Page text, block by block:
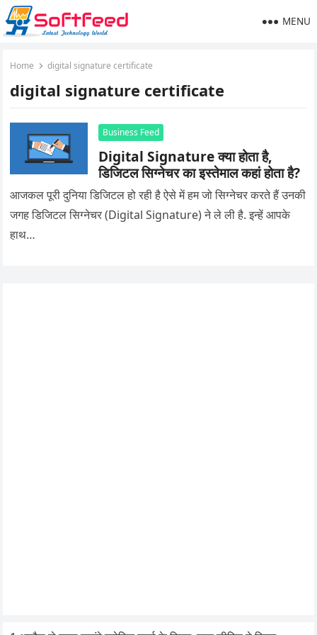
MENU
Home digital signature certificate
digital signature certificate
Business Feed
Digital Signature क्या होता है,
डिजिटल सिग्नेचर का इस्तेमाल कहां होता है?
आजकल पूरी दुनिया डिजिटल हो रही है ऐसे में हम जो सिग्नेचर करते हैं उनकी
जगह डिजिटल सिग्नेचर (Digital Signature) ने ले ली है. इन्हें आपके
हाथ…